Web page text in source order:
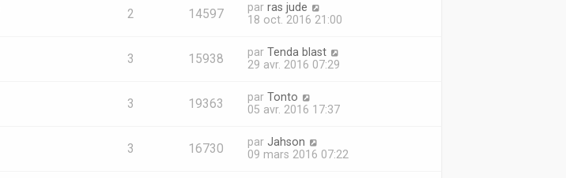
2 14597 par ras jude
18 oct. 2016 21:00
3 15938 par Tenda blast
29 avr. 2016 07:29
3 19363 par Tonto
05 avr. 2016 17:37
3 16730 par Jahson
09 mars 2016 07:22